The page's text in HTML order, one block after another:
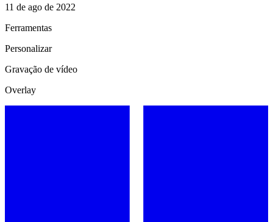
11 de ago de 2022
Ferramentas
Personalizar
Gravação de vídeo
Overlay